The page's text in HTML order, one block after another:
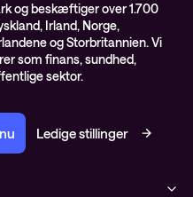
og beskæftiger over 1.700
Irland, Norge,
og Storbritannien. Vi
som finans, sundhed,
sektor.
Ledige stillinger